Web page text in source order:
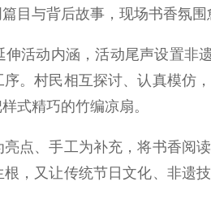
目与背后故事，现场书香氛围
动内涵，活动尾声设置非
。村民相互探讨、认真模仿
式精巧的竹编凉扇。
、手工为补充，将书香阅
，又让传统节日文化、非遗